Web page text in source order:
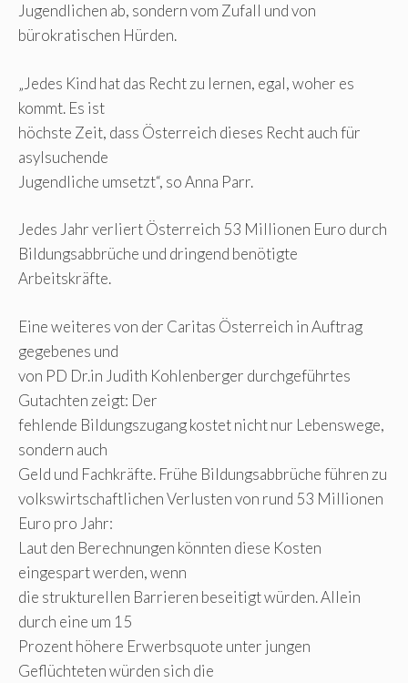
Jugendlichen ab, sondern vom Zufall und von
bürokratischen Hürden.
„Jedes Kind hat das Recht zu lernen, egal, woher es
kommt. Es ist
höchste Zeit, dass Österreich dieses Recht auch für
asylsuchende
Jugendliche umsetzt“, so Anna Parr.
Jedes Jahr verliert Österreich 53 Millionen Euro durch
Bildungsabbrüche und dringend benötigte
Arbeitskräfte.
Eine weiteres von der Caritas Österreich in Auftrag
gegebenes und
von PD Dr.in Judith Kohlenberger durchgeführtes
Gutachten zeigt: Der
fehlende Bildungszugang kostet nicht nur Lebenswege,
sondern auch
Geld und Fachkräfte. Frühe Bildungsabbrüche führen zu
volkswirtschaftlichen Verlusten von rund 53 Millionen
Euro pro Jahr:
Laut den Berechnungen könnten diese Kosten
eingespart werden, wenn
die strukturellen Barrieren beseitigt würden. Allein
durch eine um 15
Prozent höhere Erwerbsquote unter jungen
Geflüchteten würden sich die